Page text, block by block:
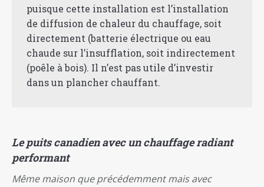
puisque cette installation est l’installation
de diffusion de chaleur du chauffage, soit
directement (batterie électrique ou eau
chaude sur l’insufflation, soit indirectement
(poêle à bois). Il n’est pas utile d’investir
dans un plancher chauffant.
Le puits canadien avec un chauffage radiant
performant
Même maison que précédemment mais avec